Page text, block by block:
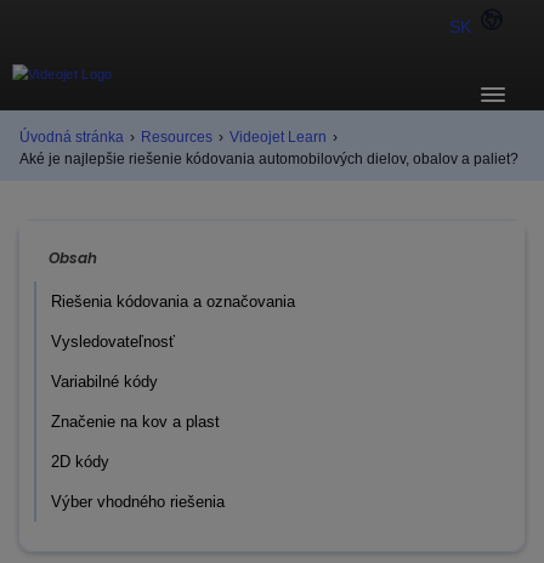
SK
Úvodná stránka › Resources › Videojet Learn ›
Aké je najlepšie riešenie kódovania automobilových dielov, obalov a paliet?
Obsah
Riešenia kódovania a označovania
Vysledovateľnosť
Variabilné kódy
Značenie na kov a plast
2D kódy
Výber vhodného riešenia